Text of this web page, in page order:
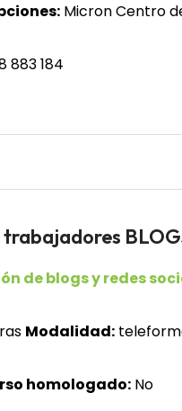
Micron Centro
883 184
de blogs y redes
Modalidad:
homologado: No